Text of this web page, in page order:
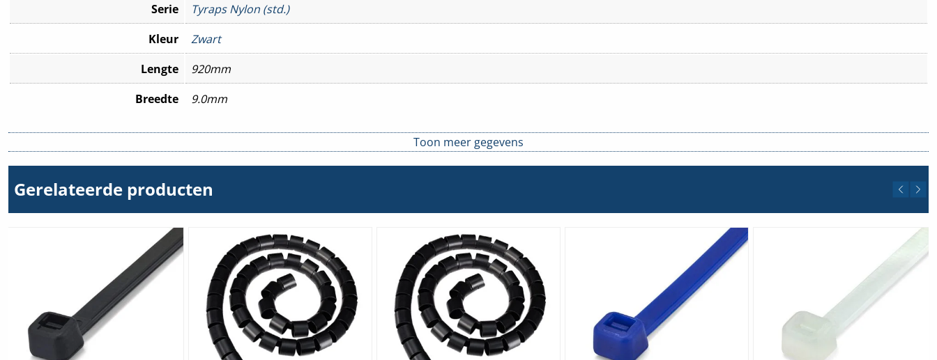
Serie
Tyraps Nylon (std.)
Kleur
Zwart
Lengte
920mm
Breedte
9.0mm
Toon meer gegevens
Gerelateerde producten